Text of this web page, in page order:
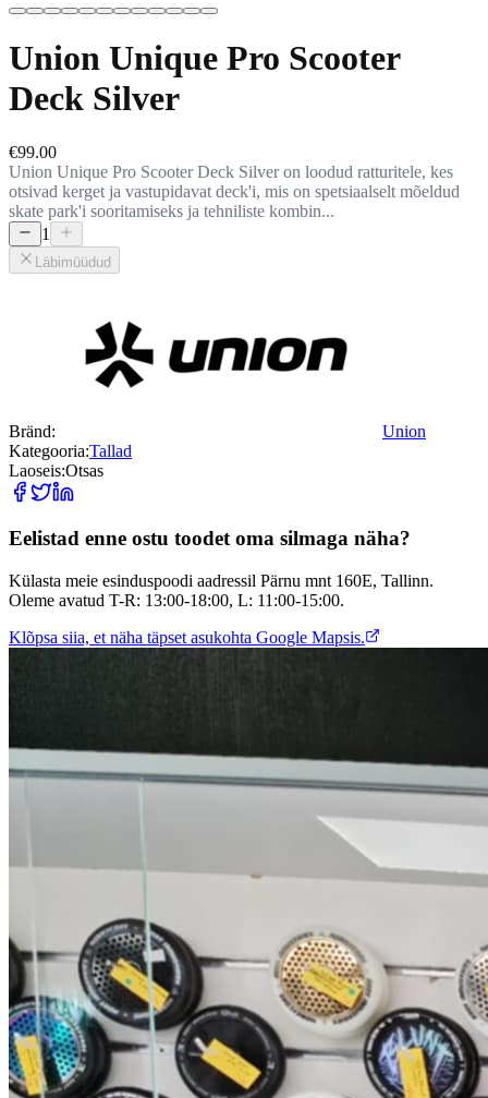
Union Unique Pro Scooter
Deck Silver
€99.00
Union Unique Pro Scooter Deck Silver on loodud ratturitele, kes
otsivad kerget ja vastupidavat deck'i, mis on spetsiaalselt mõeldud
skate park'i sooritamiseks ja tehniliste kombin...
1
Läbimüüdud
Bränd:
Union
Kategooria:Tallad
Laoseis:Otsas
Eelistad enne ostu toodet oma silmaga näha?
Külasta meie esinduspoodi aadressil Pärnu mnt 160E, Tallinn.
Oleme avatud T-R: 13:00-18:00, L: 11:00-15:00.
Klõpsa siia, et näha täpset asukohta Google Mapsis.